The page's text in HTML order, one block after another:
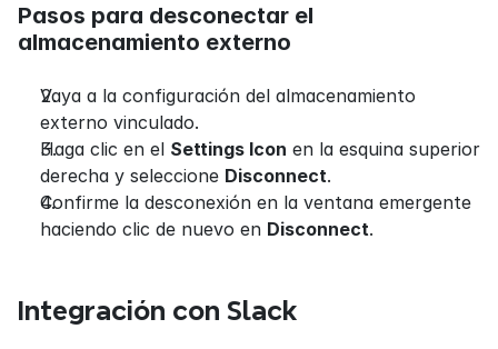
Pasos para desconectar el
almacenamiento externo
Vaya a la configuración del almacenamiento
externo vinculado.
Haga clic en el Settings Icon en la esquina superior
derecha y seleccione Disconnect.
Confirme la desconexión en la ventana emergente
haciendo clic de nuevo en Disconnect.
Integración con Slack